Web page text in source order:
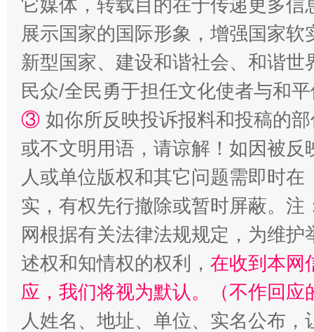
它媒体，转载目的在于传递更多
展示国家的国际形象，增强国家
新型国家、建设和谐社会、和谐
民众/全民勇于担任文化使者与和
③ 如你所反映投诉报料和投稿的
或不文明用语，请谅解！如因被
人或单位版权和其它问题需即时在
实，有权先行撤除或暂时屏蔽。
网根据有关法律法规规定，为维
述权和知情权的权利， 在收到本网
应，我们将视为默认。（不作回应
人姓名、地址、单位、实名公布